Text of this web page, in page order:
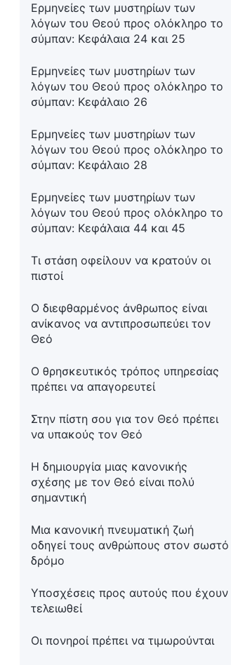
Ερμηνείες των μυστηρίων των
λόγων του Θεού προς ολόκληρο το
σύμπαν: Κεφάλαια 24 και 25
Ερμηνείες των μυστηρίων των
λόγων του Θεού προς ολόκληρο το
σύμπαν: Κεφάλαιο 26
Ερμηνείες των μυστηρίων των
λόγων του Θεού προς ολόκληρο το
σύμπαν: Κεφάλαιο 28
Ερμηνείες των μυστηρίων των
λόγων του Θεού προς ολόκληρο το
σύμπαν: Κεφάλαια 44 και 45
Τι στάση οφείλουν να κρατούν οι
πιστοί
Ο διεφθαρμένος άνθρωπος είναι
ανίκανος να αντιπροσωπεύει τον
Θεό
Ο θρησκευτικός τρόπος υπηρεσίας
πρέπει να απαγορευτεί
Στην πίστη σου για τον Θεό πρέπει
να υπακούς τον Θεό
Η δημιουργία μιας κανονικής
σχέσης με τον Θεό είναι πολύ
σημαντική
Μια κανονική πνευματική ζωή
οδηγεί τους ανθρώπους στον σωστό
δρόμο
Υποσχέσεις προς αυτούς που έχουν
τελειωθεί
Οι πονηροί πρέπει να τιμωρούνται